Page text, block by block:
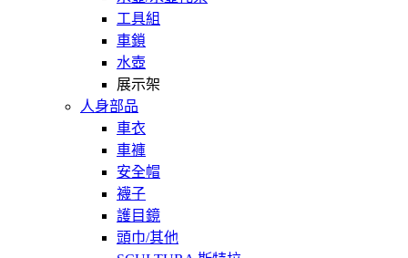
工具組
車鎖
水壺
展示架
人身部品
車衣
車褲
安全帽
襪子
護目鏡
頭巾/其他